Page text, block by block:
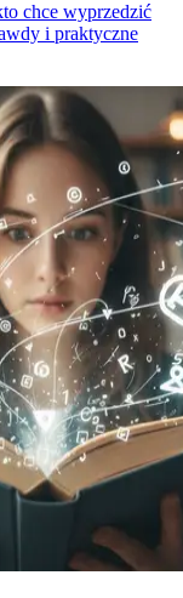
chce wyprzedzić
i praktyczne